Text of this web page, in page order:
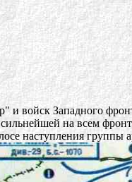
и войск Западного
на всем
наступления